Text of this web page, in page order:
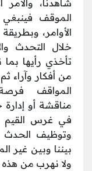
شاهدنا،
الموقف
الأوامر،
خلال التحدث
تأخذي رأيها
من أفكار وآراء
المواقف
مناقشة أو
في غرس القيم
وتوظيف الحدث
بيننا وبين غير
ولا نهرب من هذه